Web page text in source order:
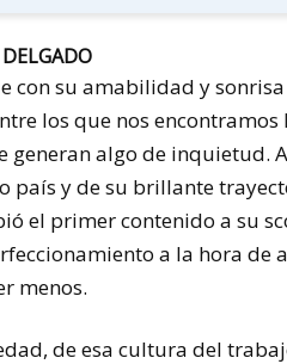
con su amabilidad y
los que nos
generan algo de inquietud.
país y de su brillante
el primer contenido a su
a la hora
menos.
de esa cultura del